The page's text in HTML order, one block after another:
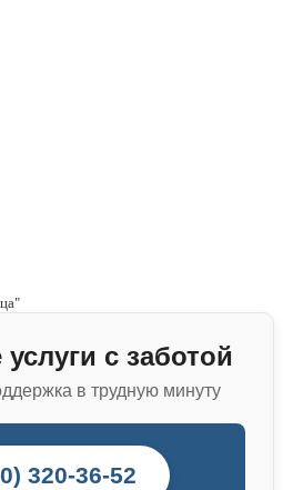
с заботой
в трудную минуту
320-36-52